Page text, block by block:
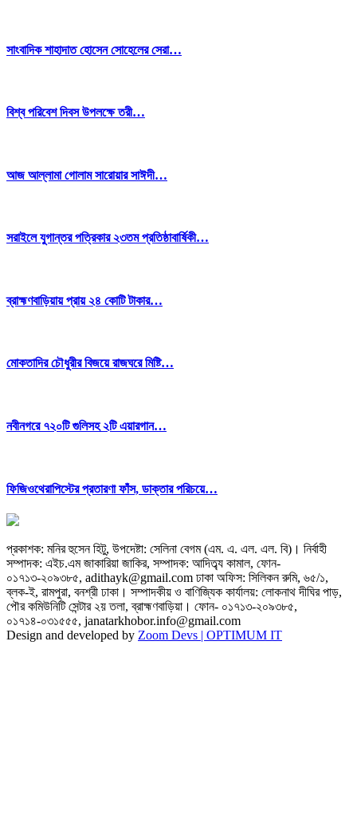
সাংবাদিক শাহাদাত হোসেন সোহেলের সেরা…
বিশ্ব পরিবেশ দিবস উপলক্ষে তরী…
আজ আল্লামা গোলাম সারোয়ার সাঈদী…
সরাইলে যুগান্তর পত্রিকার ২৩তম প্রতিষ্ঠাবার্ষিকী…
ব্রাহ্মণবাড়িয়ায় প্রায় ২৪ কোটি টাকার…
মোকতাদির চৌধুরীর বিজয়ে রাজঘরে মিষ্টি…
নবীনগরে ৭২০টি গুলিসহ ২টি এয়ারগান…
ফিজিওথেরাপিস্টের প্রতারণা ফাঁস, ডাক্তার পরিচয়ে…
প্রকাশক: মনির হুসেন হিটু, উপদেষ্টা: সেলিনা বেগম (এম. এ. এল. এল. বি) । নির্বাহী
সম্পাদক: এইচ.এম জাকারিয়া জাকির, সম্পাদক: আদিত্ব্য কামাল, ফোন-
০১৭১৩-২০৯৩৮৫, adithayk@gmail.com ঢাকা অফিস: সিলিকন রুমি, ৬৫/১,
ব্লক-ই, রামপুরা, বনশ্রী ঢাকা। সম্পাদকীয় ও বাণিজ্যিক কার্যালয়: লোকনাথ দীঘির পাড়,
পৌর কমিউনিটি সেন্টার ২য় তলা, ব্রাহ্মণবাড়িয়া। ফোন- ০১৭১৩-২০৯৩৮৫,
০১৭১৪-০৩১৫৫৫, janatarkhobor.info@gmail.com
Design and developed by Zoom Devs | OPTIMUM IT